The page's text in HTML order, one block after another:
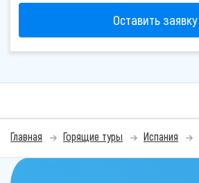
Оставить заявку
Главная Горящие туры Испания